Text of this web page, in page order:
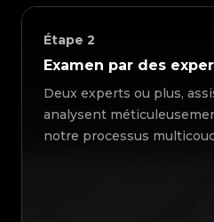
Étape 2
Examen par des
Deux experts ou plus,
analysent
notre processus